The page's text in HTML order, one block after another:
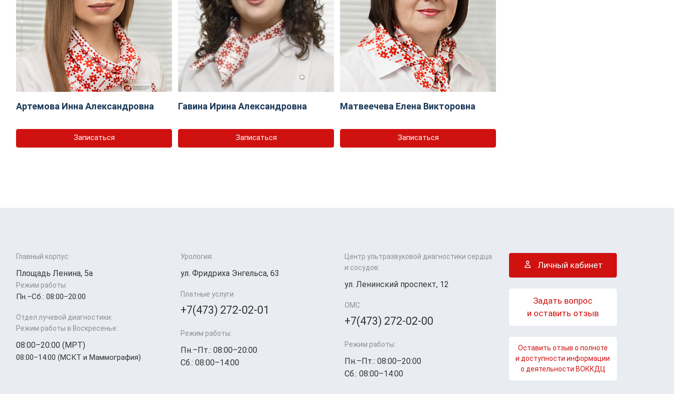
Артемова Инна Александровна
Записаться
Гавина Ирина Александровна
Записаться
Матвеечева Елена Викторовна
Записаться
Главный корпус:
Площадь Ленина, 5а
Режим работы:
Пн.–Cб.: 08:00–20:00
Отдел лучевой диагностики:
Режим работы в Воскресенье:
08:00–20:00 (МРТ)
08:00–14:00 (МСКТ и Маммография)
Урология:
ул. Фридриха Энгельса, 63
Платные услуги
+7(473) 272-02-01
Режим работы:
Пн.–Пт.: 08:00–20:00
Сб.: 08:00–14:00
Центр ультразвуковой диагностики сердца
и сосудов:
ул. Ленинский проспект, 12
ОМС
+7(473) 272-02-00
Режим работы:
Пн.–Пт.: 08:00–20:00
Сб.: 08:00–14:00
Личный кабинет
Задать вопрос
и оставить отзыв
Оставить отзыв о полноте
и доступности информации
о деятельности ВОККДЦ